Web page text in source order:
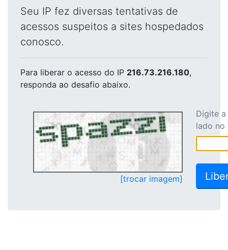
Seu IP fez diversas tentativas de
acessos suspeitos a sites hospedados
conosco.
Para liberar o acesso do IP 216.73.216.180,
responda ao desafio abaixo.
[trocar imagem]
Digite
lado no